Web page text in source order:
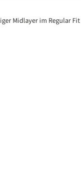
van 5 van 5 sterren
Midlayer im Regular